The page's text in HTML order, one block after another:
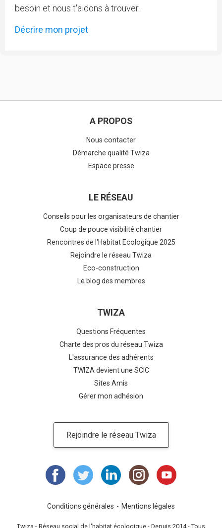
besoin et nous t'aidons à trouver.
Décrire mon projet
A PROPOS
Nous contacter
Démarche qualité Twiza
Espace presse
LE RÉSEAU
Conseils pour les organisateurs de chantier
Coup de pouce visibilité chantier
Rencontres de l'Habitat Ecologique 2025
Rejoindre le réseau Twiza
Eco-construction
Le blog des membres
TWIZA
Questions Fréquentes
Charte des pros du réseau Twiza
L'assurance des adhérents
TWIZA devient une SCIC
Sites Amis
Gérer mon adhésion
Rejoindre le réseau Twiza
Conditions générales Mentions légales
Twiza - Réseau social de l'habitat écologique - Depuis 2014 - Tous